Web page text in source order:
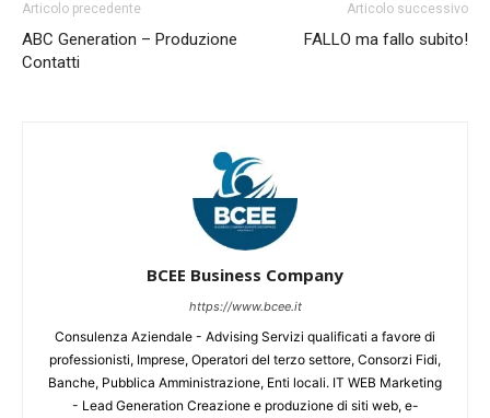
Articolo precedente
ABC Generation – Produzione
Contatti
Articolo successivo
FALLO ma fallo subito!
BCEE Business Company
https://www.bcee.it
Consulenza Aziendale - Advising Servizi qualificati a favore di
professionisti, Imprese, Operatori del terzo settore, Consorzi Fidi,
Banche, Pubblica Amministrazione, Enti locali. IT WEB Marketing
- Lead Generation Creazione e produzione di siti web, e-